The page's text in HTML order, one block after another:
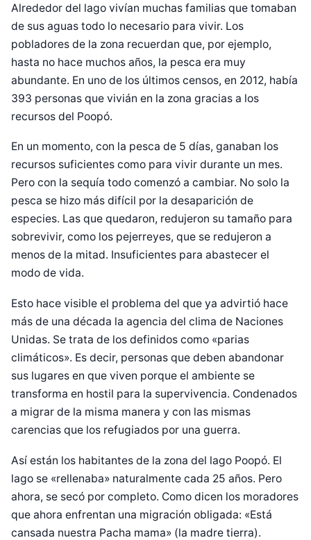
Alrededor del lago vivían muchas familias que tomaban
de sus aguas todo lo necesario para vivir. Los
pobladores de la zona recuerdan que, por ejemplo,
hasta no hace muchos años, la pesca era muy
abundante. En uno de los últimos censos, en 2012, había
393 personas que vivián en la zona gracias a los
recursos del Poopó.
En un momento, con la pesca de 5 días, ganaban los
recursos suficientes como para vivir durante un mes.
Pero con la sequía todo comenzó a cambiar. No solo la
pesca se hizo más difícil por la desaparición de
especies. Las que quedaron, redujeron su tamaño para
sobrevivir, como los pejerreyes, que se redujeron a
menos de la mitad. Insuficientes para abastecer el
modo de vida.
Esto hace visible el problema del que ya advirtió hace
más de una década la agencia del clima de Naciones
Unidas. Se trata de los definidos como «parias
climáticos». Es decir, personas que deben abandonar
sus lugares en que viven porque el ambiente se
transforma en hostil para la supervivencia. Condenados
a migrar de la misma manera y con las mismas
carencias que los refugiados por una guerra.
Así están los habitantes de la zona del lago Poopó. El
lago se «rellenaba» naturalmente cada 25 años. Pero
ahora, se secó por completo. Como dicen los moradores
que ahora enfrentan una migración obligada: «Está
cansada nuestra Pacha mama» (la madre tierra).